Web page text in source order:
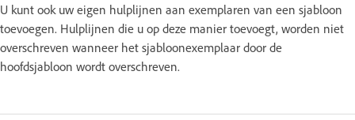
U kunt ook uw eigen hulplijnen aan exemplaren van een sjabloon
toevoegen. Hulplijnen die u op deze manier toevoegt, worden niet
overschreven wanneer het sjabloonexemplaar door de
hoofdsjabloon wordt overschreven.